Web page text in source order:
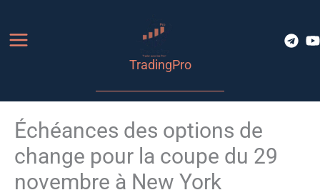
contenu
TradingPro
Échéances des options de
change pour la coupe du 29
novembre à New York